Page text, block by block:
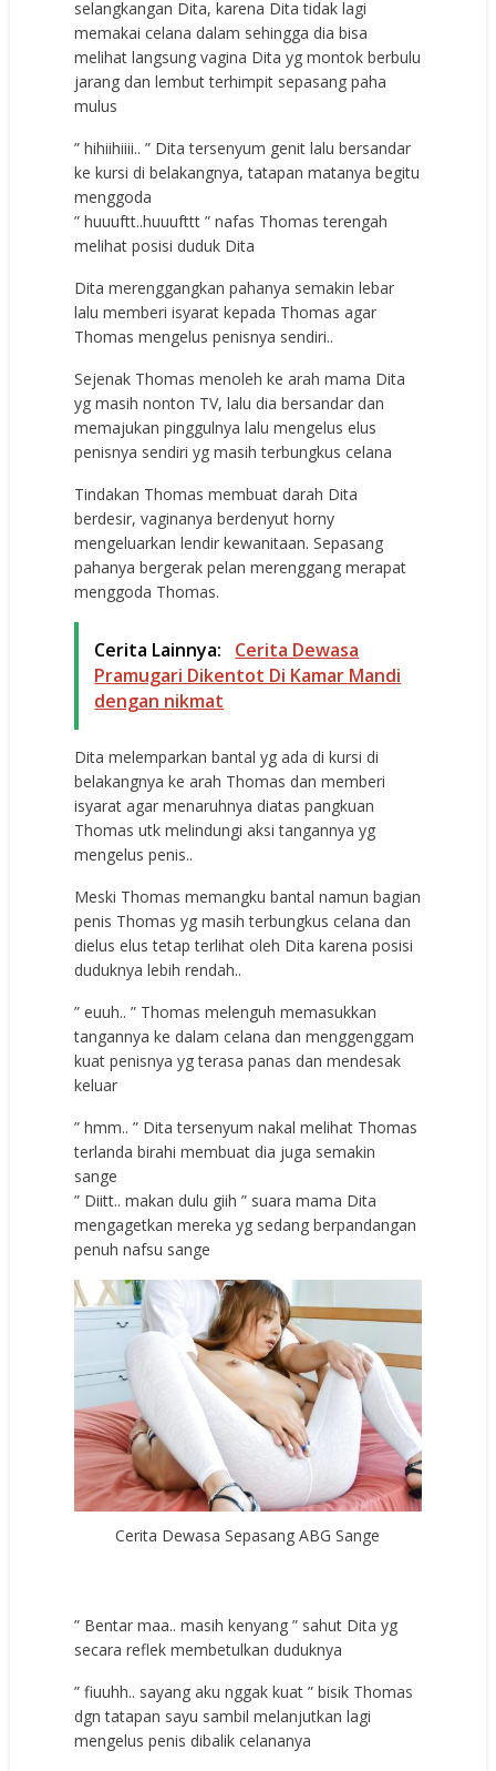
selangkangan Dita, karena Dita tidak lagi
memakai celana dalam sehingga dia bisa
melihat langsung vagina Dita yg montok berbulu
jarang dan lembut terhimpit sepasang paha
mulus
” hihiihiiii.. ” Dita tersenyum genit lalu bersandar
ke kursi di belakangnya, tatapan matanya begitu
menggoda
” huuuftt..huuufttt ” nafas Thomas terengah
melihat posisi duduk Dita
Dita merenggangkan pahanya semakin lebar
lalu memberi isyarat kepada Thomas agar
Thomas mengelus penisnya sendiri..
Sejenak Thomas menoleh ke arah mama Dita
yg masih nonton TV, lalu dia bersandar dan
memajukan pinggulnya lalu mengelus elus
penisnya sendiri yg masih terbungkus celana
Tindakan Thomas membuat darah Dita
berdesir, vaginanya berdenyut horny
mengeluarkan lendir kewanitaan. Sepasang
pahanya bergerak pelan merenggang merapat
menggoda Thomas.
Cerita Lainnya:
Cerita Dewasa
Pramugari Dikentot Di Kamar Mandi
dengan nikmat
Dita melemparkan bantal yg ada di kursi di
belakangnya ke arah Thomas dan memberi
isyarat agar menaruhnya diatas pangkuan
Thomas utk melindungi aksi tangannya yg
mengelus penis..
Meski Thomas memangku bantal namun bagian
penis Thomas yg masih terbungkus celana dan
dielus elus tetap terlihat oleh Dita karena posisi
duduknya lebih rendah..
” euuh.. ” Thomas melenguh memasukkan
tangannya ke dalam celana dan menggenggam
kuat penisnya yg terasa panas dan mendesak
keluar
” hmm.. ” Dita tersenyum nakal melihat Thomas
terlanda birahi membuat dia juga semakin
sange
” Diitt.. makan dulu giih ” suara mama Dita
mengagetkan mereka yg sedang berpandangan
penuh nafsu sange
Cerita Dewasa Sepasang ABG Sange
” Bentar maa.. masih kenyang ” sahut Dita yg
secara reflek membetulkan duduknya
” fiuuhh.. sayang aku nggak kuat ” bisik Thomas
dgn tatapan sayu sambil melanjutkan lagi
mengelus penis dibalik celananya